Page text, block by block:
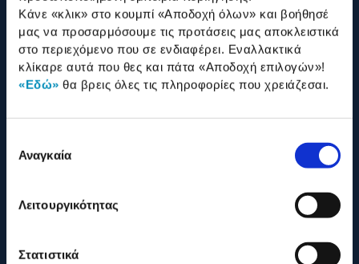
Κάνε «κλικ» στο κουμπί «Αποδοχή όλων» και βοήθησέ
μας να προσαρμόσουμε τις προτάσεις μας αποκλειστικά
στο περιεχόμενο που σε ενδιαφέρει. Εναλλακτικά
κλίκαρε αυτά που θες και πάτα «Αποδοχή επιλογών»!
«Εδώ» θα βρεις όλες τις πληροφορίες που χρειάζεσαι.
συγκατάθεσης
Αναγκαία
Λειτουργικότητας
Στατιστικά
210 2895000
Η ΕΤΑΙΡΕΙΑ